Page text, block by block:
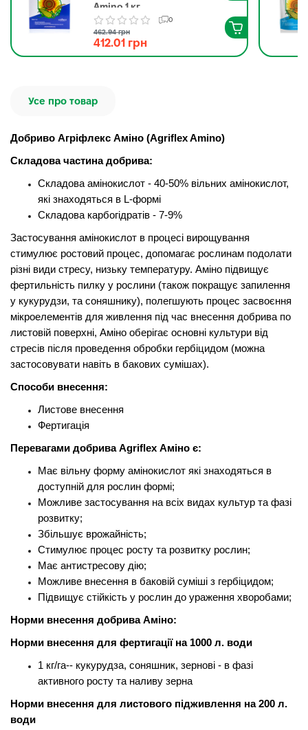
Amino 1 кг
0
462.94 грн
412.01 грн
Усе про товар
Добриво Агріфлекс Аміно (Agriflex Amino)
Складова частина добрива:
Складова амінокислот - 40-50% вільних амінокислот,
які знаходяться в L-формі
Складова карбогідратів - 7-9%
Застосування амінокислот в процесі вирощування
стимулює ростовий процес, допомагає рослинам подолати
різні види стресу, низьку температуру. Аміно підвищує
фертильність пилку у рослини (також покращує запилення
у кукурудзи, та соняшнику), полегшують процес засвоєння
мікроелементів для живлення під час внесення добрива по
листовій поверхні, Аміно оберігає основні культури від
стресів після проведення обробки гербіцидом (можна
застосовувати навіть в бакових сумішах).
Способи внесення:
Листове внесення
Фертигація
Перевагами добрива Agriflex Аміно є:
Має вільну форму амінокислот які знаходяться в
доступній для рослин формі;
Можливе застосування на всіх видах культур та фазі
розвитку;
Збільшує врожайність;
Стимулює процес росту та розвитку рослин;
Має антистресову дію;
Можливе внесення в баковій суміші з гербіцидом;
Підвищує стійкість у рослин до ураження хворобами;
Норми внесення добрива Аміно:
Норми внесення для фертигації на 1000 л. води
1 кг/га-- кукурудза, соняшник, зернові - в фазі
активного росту та наливу зерна
Норми внесення для листового підживлення на 200 л.
води